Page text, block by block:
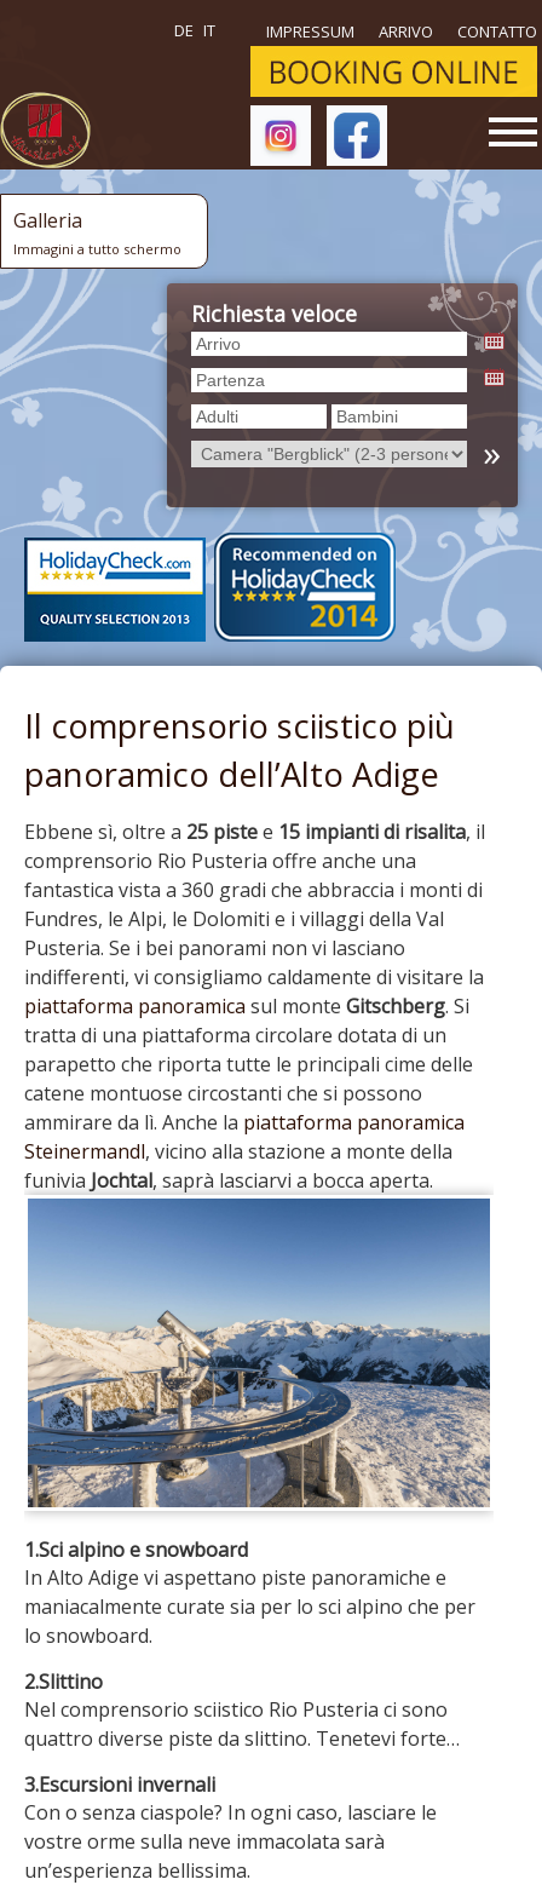
Galleria
Immagini a tutto schermo
DE IT IMPRESSUM ARRIVO CONTATTO
Richiesta veloce
»
Il comprensorio sciistico più
panoramico dell’Alto Adige
Ebbene sì, oltre a 25 pistee 15 impianti di risalita, il
comprensorio Rio Pusteria offre anche una
fantastica vista a 360 gradi che abbraccia i monti di
Fundres, le Alpi, le Dolomiti e i villaggi della Val
Pusteria. Se i bei panorami non vi lasciano
indifferenti, vi consigliamo caldamente di visitare la
piattaforma panoramica sul monte Gitschberg. Si
tratta di una piattaforma circolare dotata di un
parapetto che riporta tutte le principali cime delle
catene montuose circostanti che si possono
ammirare da lì. Anche la piattaforma panoramica
Steinermandl, vicino alla stazione a monte della
funivia Jochtal, saprà lasciarvi a bocca aperta.
1.Sci alpino e snowboard
In Alto Adige vi aspettano piste panoramiche e
maniacalmente curate sia per lo sci alpino che per
lo snowboard.
2.Slittino
Nel comprensorio sciistico Rio Pusteria ci sono
quattro diverse piste da slittino. Tenetevi forte…
3.Escursioni invernali
Con o senza ciaspole? In ogni caso, lasciare le
vostre orme sulla neve immacolata sarà
un’esperienza bellissima.